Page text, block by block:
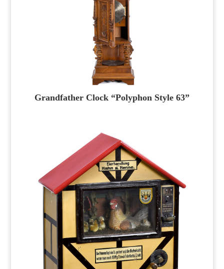
Grandfather Clock “Polyphon Style 63”